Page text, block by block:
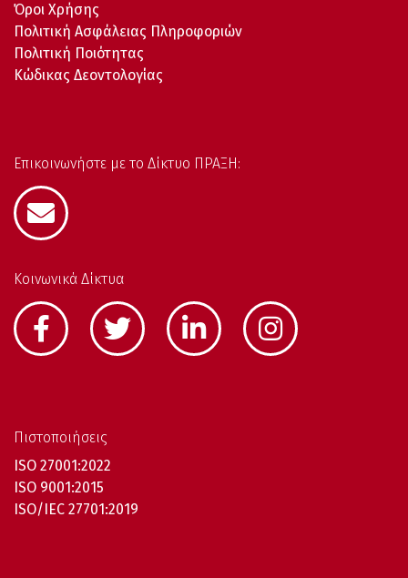
Όροι Χρήσης
Πολιτική Ασφάλειας Πληροφοριών
Πολιτική Ποιότητας
Κώδικας Δεοντολογίας
Επικοινωνήστε με το Δίκτυο ΠΡΑΞΗ:
Κοινωνικά Δίκτυα
Πιστοποιήσεις
ISO 27001:2022
ISO 9001:2015
ISO/IEC 27701:2019